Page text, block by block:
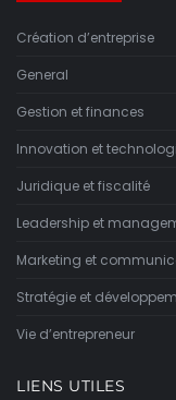
Création d’entreprise
General
Gestion et finances
Innovation et
Juridique et fiscalité
Leadership et
Marketing et
Stratégie et
Vie d’entrepreneur
LIENS UTILES